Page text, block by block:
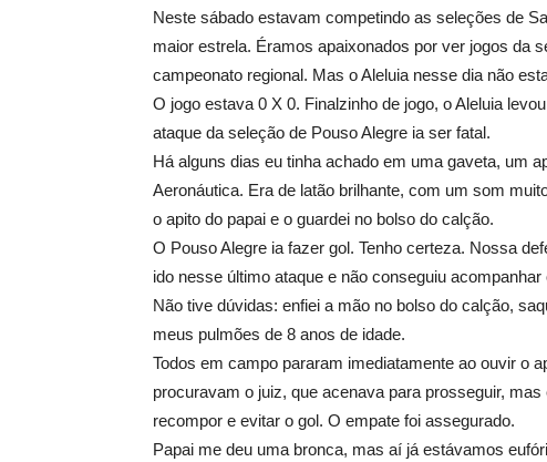
Neste sábado estavam competindo as seleções de
maior estrela. Éramos apaixonados por ver jogos da
campeonato regional. Mas o Aleluia nesse dia não
O jogo estava 0 X 0. Finalzinho de jogo, o Aleluia
ataque da seleção de Pouso Alegre ia ser fatal.
Há alguns dias eu tinha achado em uma gaveta, um
Aeronáutica. Era de latão brilhante, com um som
o apito do papai e o guardei no bolso do calção.
O Pouso Alegre ia fazer gol. Tenho certeza. Nossa
ido nesse último ataque e não conseguiu
Não tive dúvidas: enfiei a mão no bolso do calção,
meus pulmões de 8 anos de idade.
Todos em campo pararam imediatamente ao ouvir o
procuravam o juiz, que acenava para prosseguir,
recompor e evitar o gol. O empate foi assegurado.
Papai me deu uma bronca, mas aí já estávamos